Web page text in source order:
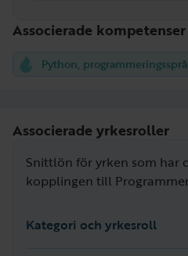
Associerade kompetenser
Python,
Associerade yrkesroller
Snittlön för yrken som har
kopplingen till
Kategori och yrkesroll